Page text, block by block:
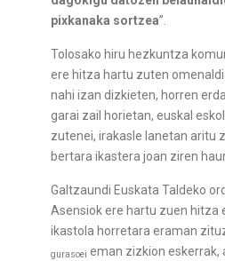
pixkanaka sortzea”.
Tolosako hiru hezkuntza
ere hitza hartu zuten
nahi izan dizkieten, horren
garai zail horietan, euskal
zutenei, irakasle lanetan aritu
bertara ikastera joan ziren
Galtzaundi Euskata Taldeko
Asensiok ere hartu zuen hitza
ikastola horretara eraman
gurasoei eman zizkion eskerrak,